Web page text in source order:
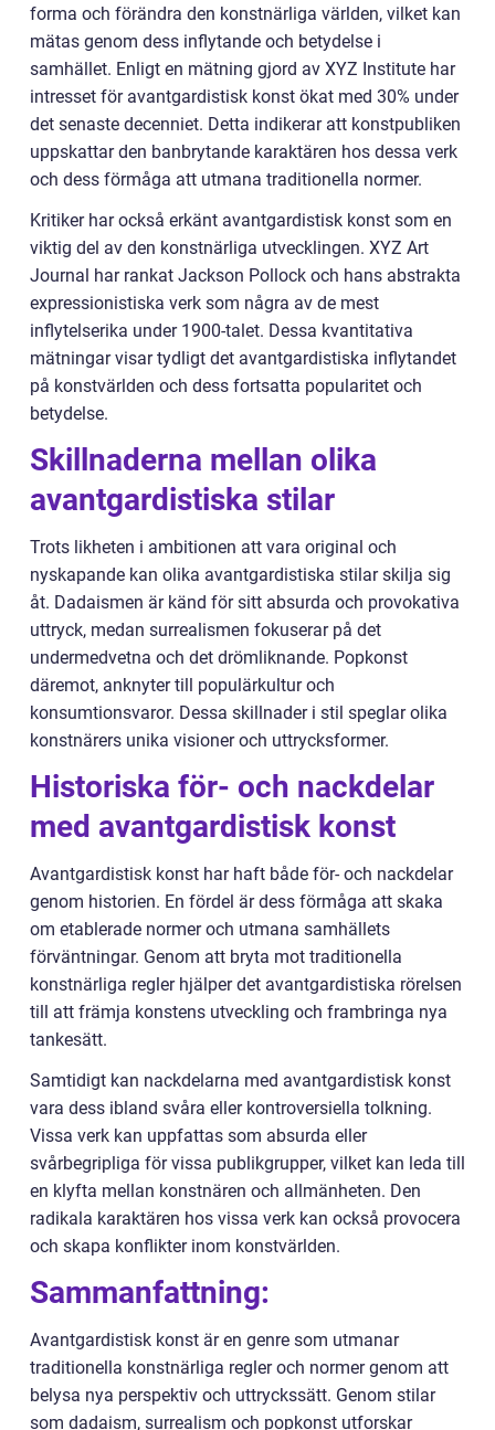
forma och förändra den konstnärliga världen, vilket kan
mätas genom dess inflytande och betydelse i
samhället. Enligt en mätning gjord av XYZ Institute har
intresset för avantgardistisk konst ökat med 30% under
det senaste decenniet. Detta indikerar att konstpubliken
uppskattar den banbrytande karaktären hos dessa verk
och dess förmåga att utmana traditionella normer.
Kritiker har också erkänt avantgardistisk konst som en
viktig del av den konstnärliga utvecklingen. XYZ Art
Journal har rankat Jackson Pollock och hans abstrakta
expressionistiska verk som några av de mest
inflytelserika under 1900-talet. Dessa kvantitativa
mätningar visar tydligt det avantgardistiska inflytandet
på konstvärlden och dess fortsatta popularitet och
betydelse.
Skillnaderna mellan olika
avantgardistiska stilar
Trots likheten i ambitionen att vara original och
nyskapande kan olika avantgardistiska stilar skilja sig
åt. Dadaismen är känd för sitt absurda och provokativa
uttryck, medan surrealismen fokuserar på det
undermedvetna och det drömliknande. Popkonst
däremot, anknyter till populärkultur och
konsumtionsvaror. Dessa skillnader i stil speglar olika
konstnärers unika visioner och uttrycksformer.
Historiska för- och nackdelar
med avantgardistisk konst
Avantgardistisk konst har haft både för- och nackdelar
genom historien. En fördel är dess förmåga att skaka
om etablerade normer och utmana samhällets
förväntningar. Genom att bryta mot traditionella
konstnärliga regler hjälper det avantgardistiska rörelsen
till att främja konstens utveckling och frambringa nya
tankesätt.
Samtidigt kan nackdelarna med avantgardistisk konst
vara dess ibland svåra eller kontroversiella tolkning.
Vissa verk kan uppfattas som absurda eller
svårbegripliga för vissa publikgrupper, vilket kan leda till
en klyfta mellan konstnären och allmänheten. Den
radikala karaktären hos vissa verk kan också provocera
och skapa konflikter inom konstvärlden.
Sammanfattning:
Avantgardistisk konst är en genre som utmanar
traditionella konstnärliga regler och normer genom att
belysa nya perspektiv och uttryckssätt. Genom stilar
som dadaism, surrealism och popkonst utforskar